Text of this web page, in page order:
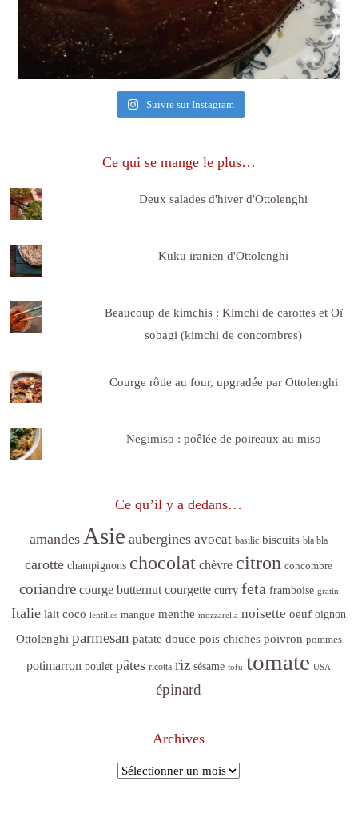
Suivre sur Instagram
Ce qui se mange le plus…
Deux salades d'hiver d'Ottolenghi
Kuku iranien d'Ottolenghi
Beaucoup de kimchis : Kimchi de carottes et Oï
sobagi (kimchi de concombres)
Courge rôtie au four, upgradée par Ottolenghi
Negimiso : poêlée de poireaux au miso
Ce qu’il y a dedans…
amandes Asie aubergines avocat basilic biscuits bla bla
carotte champignons chocolat chèvre citron concombre
coriandre courge butternut courgette curry feta framboise gratin
Italie lait coco lentilles mangue menthe mozzarella noisette oeuf oignon
Ottolenghi parmesan patate douce pois chiches poivron pommes
potimarron poulet pâtes ricotta riz sésame tofu tomate USA
épinard
Archives
Archives